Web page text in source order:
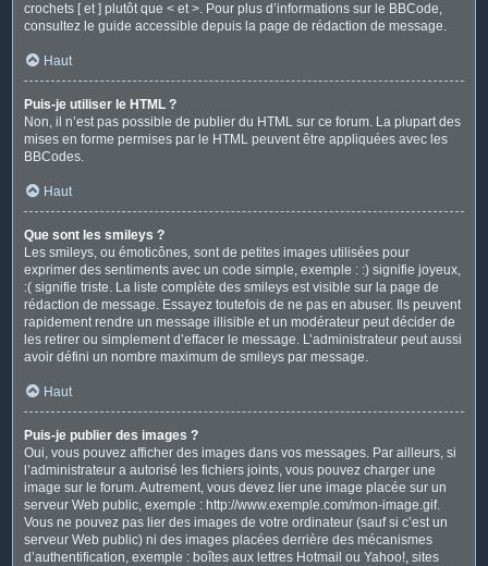
crochets [ et ] plutôt que < et >. Pour plus d’informations sur le BBCode,
consultez le guide accessible depuis la page de rédaction de message.
Haut
Puis-je utiliser le HTML ?
Non, il n’est pas possible de publier du HTML sur ce forum. La plupart des
mises en forme permises par le HTML peuvent être appliquées avec les
BBCodes.
Haut
Que sont les smileys ?
Les smileys, ou émoticônes, sont de petites images utilisées pour
exprimer des sentiments avec un code simple, exemple : :) signifie joyeux,
:( signifie triste. La liste complète des smileys est visible sur la page de
rédaction de message. Essayez toutefois de ne pas en abuser. Ils peuvent
rapidement rendre un message illisible et un modérateur peut décider de
les retirer ou simplement d’effacer le message. L’administrateur peut aussi
avoir défini un nombre maximum de smileys par message.
Haut
Puis-je publier des images ?
Oui, vous pouvez afficher des images dans vos messages. Par ailleurs, si
l’administrateur a autorisé les fichiers joints, vous pouvez charger une
image sur le forum. Autrement, vous devez lier une image placée sur un
serveur Web public, exemple : http://www.exemple.com/mon-image.gif.
Vous ne pouvez pas lier des images de votre ordinateur (sauf si c’est un
serveur Web public) ni des images placées derrière des mécanismes
d’authentification, exemple : boîtes aux lettres Hotmail ou Yahoo!, sites